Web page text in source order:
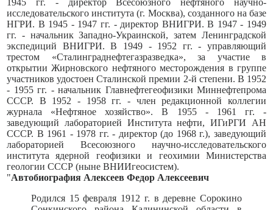
1945 гг. - директор Всесоюзного нефтяного научно-
исследовательского института (г. Москва), созданного на базе
НГРИ. В 1945 - 1947 гг. - директор ВНИГРИ. В 1947 - 1949
гг. - начальник Западно-Украинской, затем Ленинградской
экспедиций ВНИГРИ. В 1949 - 1952 гг. - управляющий
трестом «Сталинграднефтегазразведка», за участие в
открытии Жирновского нефтяного месторождения в группе
участников удостоен Сталинской премии 2-й степени. В 1952
- 1955 гг. - начальник Главнефтегеофизики Миннефтепрома
СССР. В 1952 - 1958 гг. - член редакционной коллегии
журнала «Нефтяное хозяйство». В 1955 - 1961 гг. -
заведующий лабораторией Института нефти, ИГиРГИ АН
СССР. В 1961 - 1978 гг. - директор (до 1968 г.), заведующий
лабораторией Всесоюзного научно-исследовательского
института ядерной геофизики и геохимии Министерства
геологии СССР (ныне ВНИИгеосистем).
"Автобиография Алексеев Федор Алексеевич
Родился 15 февраля 1912 г. в деревне Сорокино